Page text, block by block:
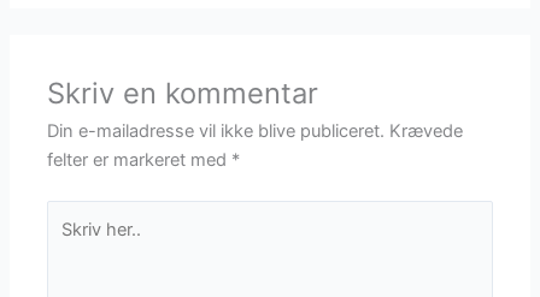
Skriv en kommentar
Din e-mailadresse vil ikke blive publiceret. Krævede
felter er markeret med *
her..